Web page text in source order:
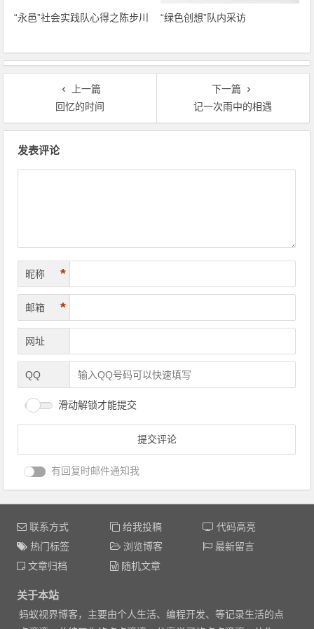
“永邑”社会实践队心得之陈步川 “绿色创想”队内采访
上一篇
回忆的时间
下一篇
记一次雨中的相遇
发表评论
昵称 *
邮箱 *
网址
QQ
滑动解锁才能提交
有回复时邮件通知我
联系方式 给我投稿
代码高亮
热门标签
浏览博客
最新留言
文章归档
随机文章
关于本站
蚂蚁视界博客，主要由个人生活、编程开发、等记录生活的点